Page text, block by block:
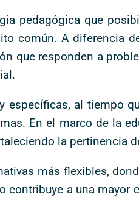
pedagógica que
común. A diferencia
que responden a
al tiempo
En el marco de la
la pertinencia
más flexibles,
a una mayor